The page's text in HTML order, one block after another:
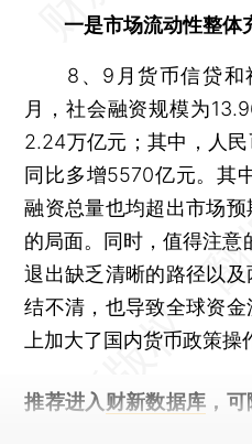
一是市场流动性整体
8、9月货币信贷和
月，社会融资规模为
2.24万亿元；其中，人
同比多增5570亿元。其
融资总量也均超出市场
的局面。同时，值得注意
退出缺乏清晰的路径以
结不清，也导致全球资
上加大了国内货币政策操
推荐进入 财新数据库 ，